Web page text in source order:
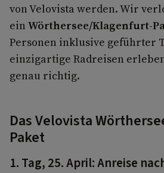
von Velovista werden. Wir
ein Wörthersee/Klagenfurt-
Personen inklusive geführter
einzigartige Radreisen
genau richtig.
Das Velovista
Paket
1. Tag, 25. April: Anreise